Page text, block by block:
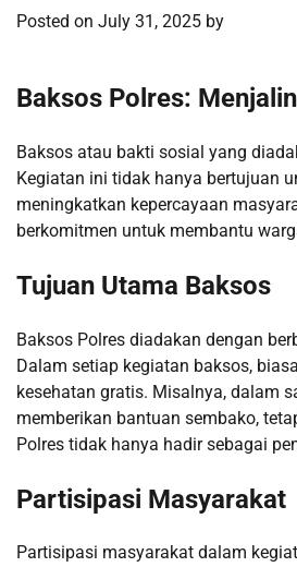
Posted on July 31, 2025 by
Baksos Polres:
Baksos atau bakti sosial yang
Kegiatan ini tidak hanya bertujuan
meningkatkan kepercayaan
berkomitmen untuk membantu
Tujuan Utama Baksos
Baksos Polres diadakan dengan
Dalam setiap kegiatan baksos,
kesehatan gratis. Misalnya, dalam
memberikan bantuan sembako,
Polres tidak hanya hadir sebagai
Partisipasi Masyarakat
Partisipasi masyarakat dalam